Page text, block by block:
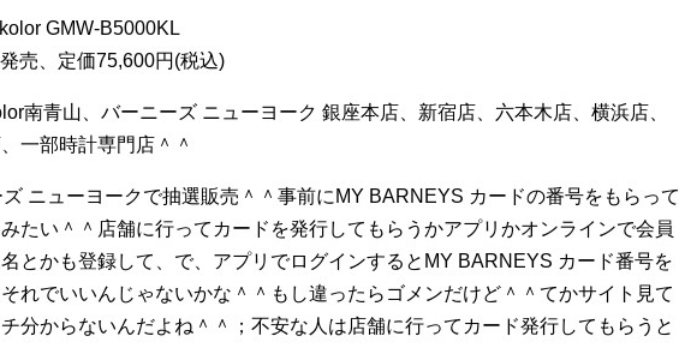
GMW-B5000KL
売、定価75,600円(税込)
南青山、バーニーズ ニューヨーク 銀座本店、新宿店、六本木店、横浜店、
一部時計専門店＾＾
ニューヨークで抽選販売＾＾事前にMY BARNEYS カードの番号をもらって
たい＾＾店舗に行ってカードを発行してもらうかアプリかオンラインで会員
とかも登録して、で、アプリでログインするとMY BARNEYS カード番号を
れでいいんじゃないかな＾＾もし違ったらゴメンだけど＾＾てかサイト見て
分からないんだよね＾＾；不安な人は店舗に行ってカード発行してもらうと